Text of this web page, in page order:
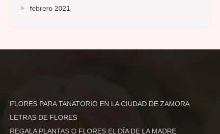
febrero 2021
FLORES PARA TANATORIO EN LA CIUDAD DE ZAMORA
LETRAS DE FLORES
REGALA PLANTAS O FLORES EL DÍA DE LA MADRE